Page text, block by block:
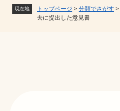
現在地 トップページ > 分類でさがす >
去に提出した意見書